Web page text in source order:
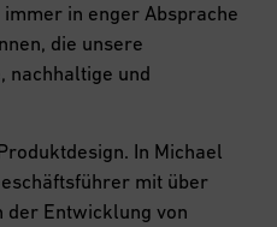
in enger Absprache
die unsere
nachhaltige und
In Michael
mit über
der Entwicklung von